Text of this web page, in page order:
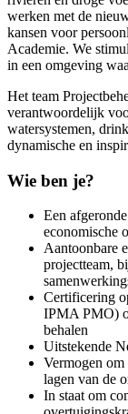
werken met de
kansen voor
Academie. We
in een omgeving
Het team
verantwoordelijk
watersystemen,
dynamische en
Wie ben je?
Een
economische
Aantoonbare
projectteam,
Certificering
IPMA PMO)
behalen
Uitstekende
Vermogen
lagen van de
In staat om